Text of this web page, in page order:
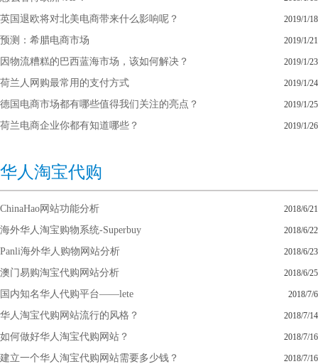
英国退欧将对北美电商带来什么影响呢？ 2019/1/18
预测：希腊电商市场 2019/1/21
因物流糟糕的巴西蓝海市场，该如何解决？ 2019/1/23
荷兰人网购最常用的支付方式 2019/1/24
德国电商市场都有哪些值得我们关注的亮点？ 2019/1/25
荷兰电商企业你都有知道哪些？ 2019/1/26
华人淘宝代购
ChinaHao网站功能分析 2018/6/21
海外华人淘宝购物系统-Superbuy 2018/6/22
Panli海外华人购物网站分析 2018/6/23
澳门易购淘宝代购网站分析 2018/6/25
国内知名华人代购平台——lete 2018/7/6
华人淘宝代购网站流行的风格？ 2018/7/14
如何做好华人淘宝代购网站？ 2018/7/16
建立一个华人淘宝代购网站需要多少钱？ 2018/7/16